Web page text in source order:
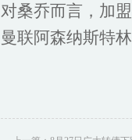
对桑乔而言，加
曼联阿森纳斯特